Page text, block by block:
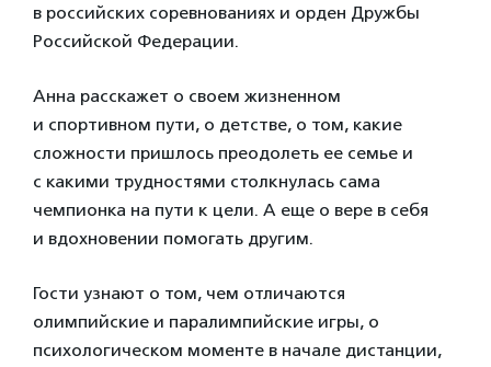
в российских соревнованиях и орден Дружбы
Российской Федерации.
Анна расскажет о своем жизненном
и спортивном пути, о детстве, о том, какие
сложности пришлось преодолеть ее семье и
с какими трудностями столкнулась сама
чемпионка на пути к цели. А еще о вере в себя
и вдохновении помогать другим.
Гости узнают о том, чем отличаются
олимпийские и паралимпийские игры, о
психологическом моменте в начале дистанции,